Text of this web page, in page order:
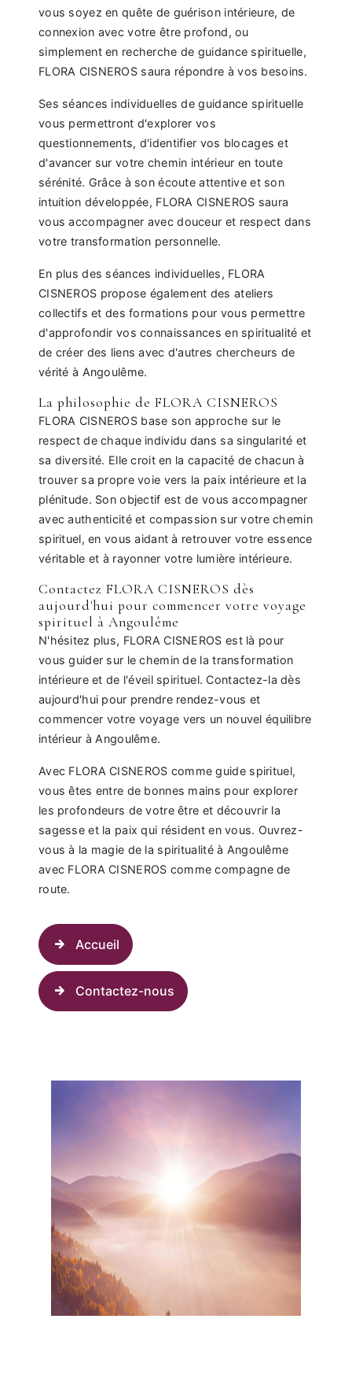
vous soyez en quête de guérison intérieure, de
connexion avec votre être profond, ou
simplement en recherche de guidance spirituelle,
FLORA CISNEROS saura répondre à vos besoins.
Ses séances individuelles de guidance spirituelle
vous permettront d'explorer vos
questionnements, d'identifier vos blocages et
d'avancer sur votre chemin intérieur en toute
sérénité. Grâce à son écoute attentive et son
intuition développée, FLORA CISNEROS saura
vous accompagner avec douceur et respect dans
votre transformation personnelle.
En plus des séances individuelles, FLORA
CISNEROS propose également des ateliers
collectifs et des formations pour vous permettre
d'approfondir vos connaissances en spiritualité et
de créer des liens avec d'autres chercheurs de
vérité à Angoulême.
La philosophie de FLORA CISNEROS
FLORA CISNEROS base son approche sur le
respect de chaque individu dans sa singularité et
sa diversité. Elle croit en la capacité de chacun à
trouver sa propre voie vers la paix intérieure et la
plénitude. Son objectif est de vous accompagner
avec authenticité et compassion sur votre chemin
spirituel, en vous aidant à retrouver votre essence
véritable et à rayonner votre lumière intérieure.
Contactez FLORA CISNEROS dès
aujourd'hui pour commencer votre voyage
spirituel à Angoulême
N'hésitez plus, FLORA CISNEROS est là pour
vous guider sur le chemin de la transformation
intérieure et de l'éveil spirituel. Contactez-la dès
aujourd'hui pour prendre rendez-vous et
commencer votre voyage vers un nouvel équilibre
intérieur à Angoulême.
Avec FLORA CISNEROS comme guide spirituel,
vous êtes entre de bonnes mains pour explorer
les profondeurs de votre être et découvrir la
sagesse et la paix qui résident en vous. Ouvrez-
vous à la magie de la spiritualité à Angoulême
avec FLORA CISNEROS comme compagne de
route.
Accueil
Contactez-nous